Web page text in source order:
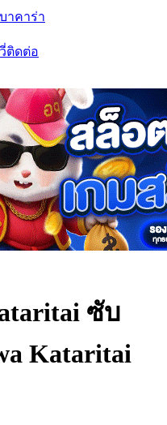
บาคาร่า
ติดต่อ
ซับ
Kataritai